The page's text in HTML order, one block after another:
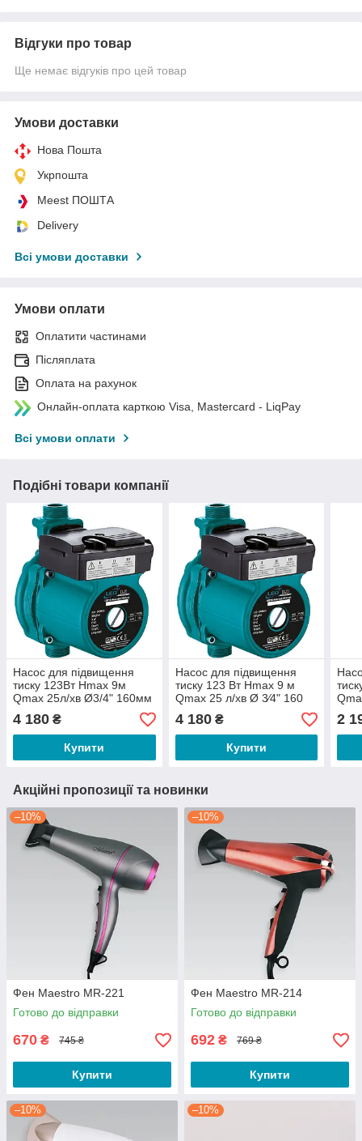
Відгуки про товар
Ще немає відгуків про цей товар
Умови доставки
Нова Пошта
Укрпошта
Meest ПОШТА
Delivery
Всі умови доставки
Умови оплати
Оплатити частинами
Післяплата
Оплата на рахунок
Онлайн-оплата карткою Visa, Mastercard - LiqPay
Всі умови оплати
Подібні товари компанії
Насос для підвищення
тиску 123Вт Hmax 9м
Qmax 25л/хв Ø3/4" 160мм
+ гайки Ø1/2" LEO 3.0
4 180 ₴
Купити
Насос для підвищення
тиску 123 Вт Hmax 9 м
Qmax 25 л/хв Ø 3⁄4" 160
мм + гайки Ø1⁄2" LEO 3.0
LRP15-90A/160 (774741)
4 180₴
Купити
мм
90/
2
Акційні пропозиції та новинки
–10%
Фен Maestro MR-221
Готово до відправки
670 ₴ 745 ₴
Купити
–10%
Фен Maestro MR-214
Готово до відправки
692 ₴ 769 ₴
Купити
–10% –10%